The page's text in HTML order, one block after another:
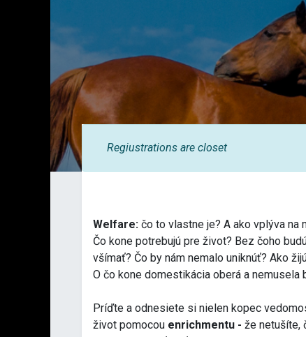
Regiustrations are closet
Welfare: čo to vlastne je? A ako vplýva na
Čo kone potrebujú pre život? Bez čoho
všímať? Čo by nám nemalo uniknúť? Ako
O čo kone domestikácia oberá a nemusela
Príďte a odnesiete si nielen kopec
život pomocou enrichmentu - že netušíte,